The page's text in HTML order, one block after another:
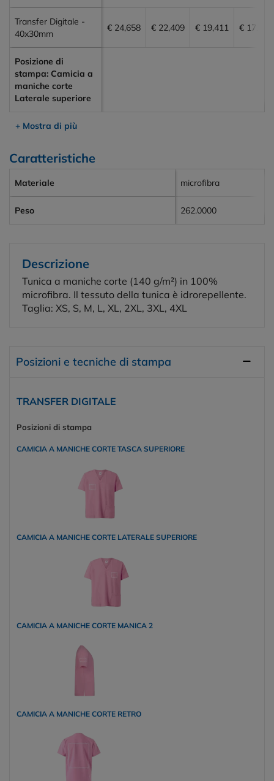
Transfer Digitale -
40x30mm
€ 24,658 € 22,409 € 19,411 € 17,788
Posizione di
stampa: Camicia a
maniche corte
Laterale superiore
+ Mostra di più
Caratteristiche
Materiale microfibra
Peso 262.0000
Descrizione
Tunica a maniche corte (140 g/m²) in 100%
microfibra. Il tessuto della tunica è idrorepellente.
Taglia: XS, S, M, L, XL, 2XL, 3XL, 4XL
Posizioni e tecniche di stampa
TRANSFER DIGITALE
Posizioni di stampa
CAMICIA A MANICHE CORTE TASCA SUPERIORE
CAMICIA A MANICHE CORTE LATERALE SUPERIORE
CAMICIA A MANICHE CORTE MANICA 2
CAMICIA A MANICHE CORTE RETRO